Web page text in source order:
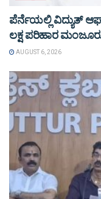
ಪೆರ್ನೆಯಲ್ಲಿ ವಿದ್ಯುತ್
ಲಕ್ಷ ಪರಿಹಾರ
AUGUST 6, 2026